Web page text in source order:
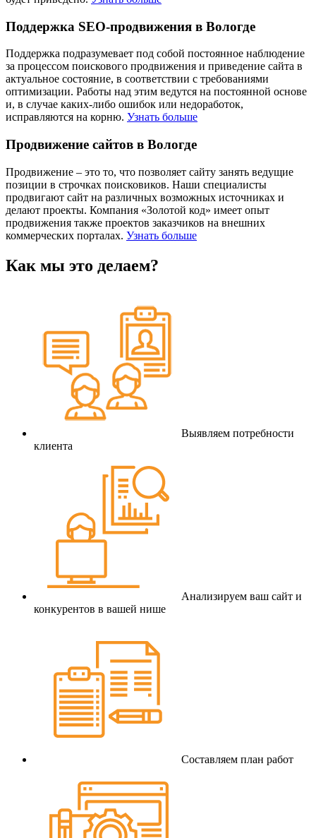
Поддержка SEO-продвижения в Вологде
Поддержка подразумевает под собой постоянное наблюдение
за процессом поискового продвижения и приведение сайта в
актуальное состояние, в соответствии с требованиями
оптимизации. Работы над этим ведутся на постоянной основе
и, в случае каких-либо ошибок или недоработок,
исправляются на корню. Узнать больше
Продвижение сайтов в Вологде
Продвижение – это то, что позволяет сайту занять ведущие
позиции в строчках поисковиков. Наши специалисты
продвигают сайт на различных возможных источниках и
делают проекты. Компания «Золотой код» имеет опыт
продвижения также проектов заказчиков на внешних
коммерческих порталах. Узнать больше
Как мы это делаем?
Выявляем потребности
клиента
Анализируем ваш сайт и
конкурентов в вашей нише
Составляем план работ